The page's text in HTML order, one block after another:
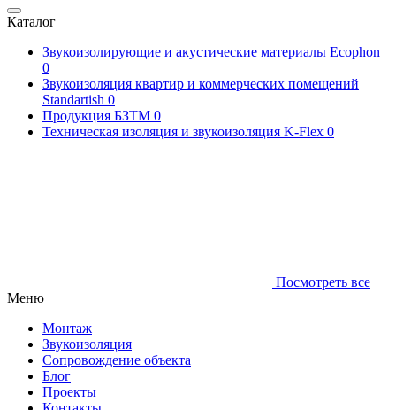
Каталог
Звукоизолирующие и акустические материалы Ecophon
0
Звукоизоляция квартир и коммерческих помещений
Standartish 0
Продукция БЗТМ 0
Техническая изоляция и звукоизоляция K-Flex 0
Посмотреть все
Меню
Монтаж
Звукоизоляция
Сопровождение объекта
Блог
Проекты